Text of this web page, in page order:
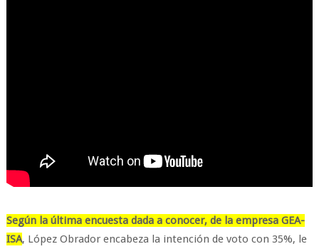
Según la última encuesta dada a conocer, de la empresa GEA-
ISA, López Obrador encabeza la intención de voto con 35%, le